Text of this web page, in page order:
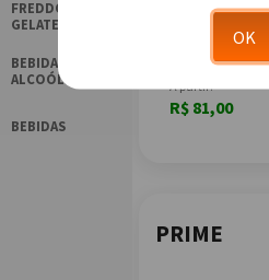
FREDDO
GELATERIA
BEBIDAS
ALCOÓLICAS
BEBIDAS
A partir:
R$ 81,00
PRIME
OK